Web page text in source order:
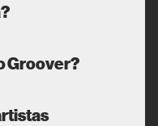
Groover?